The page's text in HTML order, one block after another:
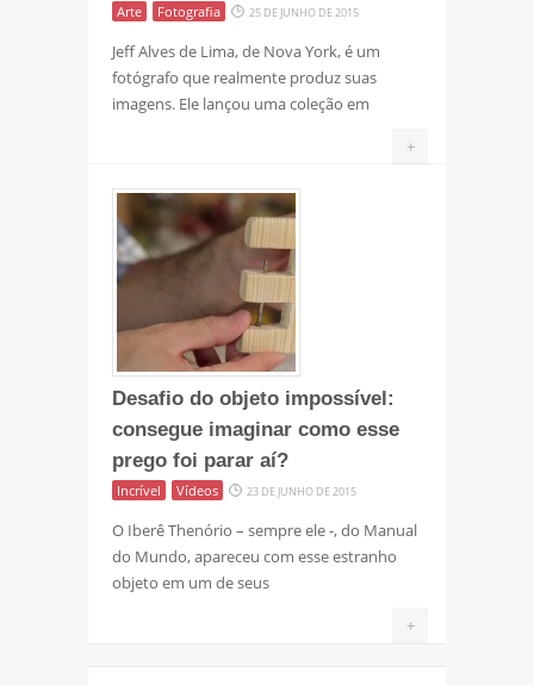
Arte Fotografia 25 DE JUNHO DE 2015
Jeff Alves de Lima, de Nova York, é um
fotógrafo que realmente produz suas
imagens. Ele lançou uma coleção em
+
Desafio do objeto impossível:
consegue imaginar como esse
prego foi parar aí?
Incrível Vídeos 23 DE JUNHO DE 2015
O Iberê Thenório – sempre ele -, do Manual
do Mundo, apareceu com esse estranho
objeto em um de seus
+